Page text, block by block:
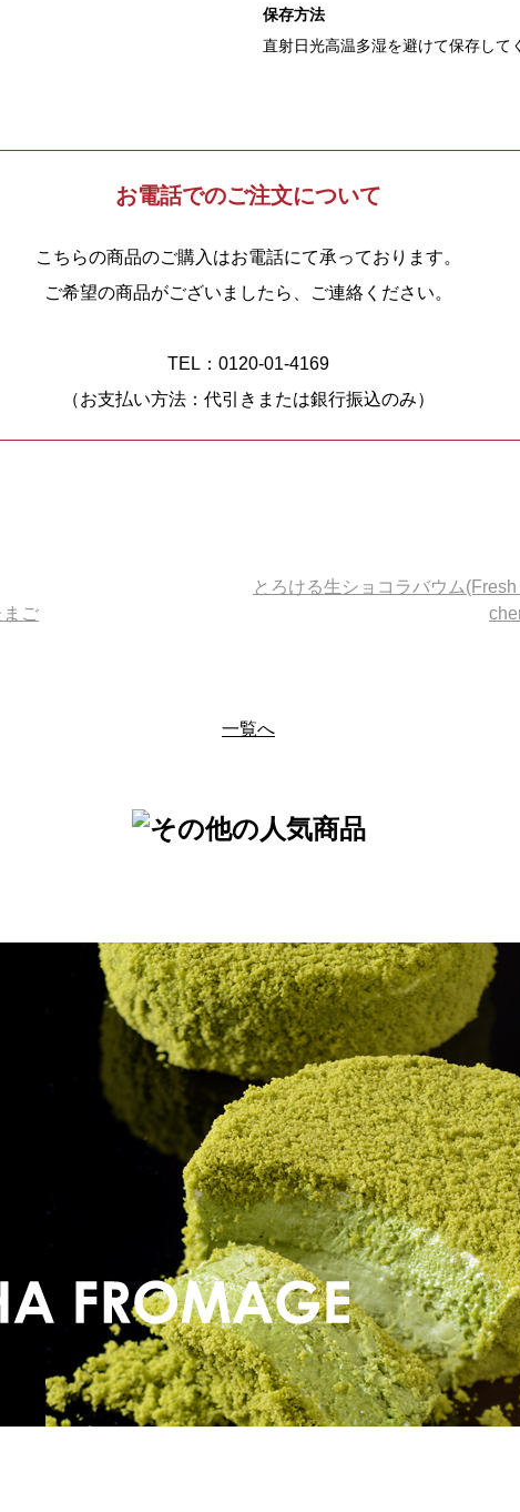
保存方法
直射日光高温多湿を避けて保存して
お電話でのご注文について
こちらの商品のご購入はお電話にて承っております。
ご希望の商品がございましたら、ご連絡ください。
TEL：0120-01-4169
（お支払い方法：代引きまたは銀行振込のみ）
ご
とろける生ショコラバウム
一覧へ